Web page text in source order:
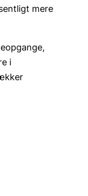
mere
i